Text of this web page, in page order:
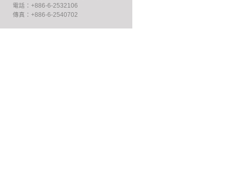
電話：+886-6-2532106
傳真：+886-6-2540702